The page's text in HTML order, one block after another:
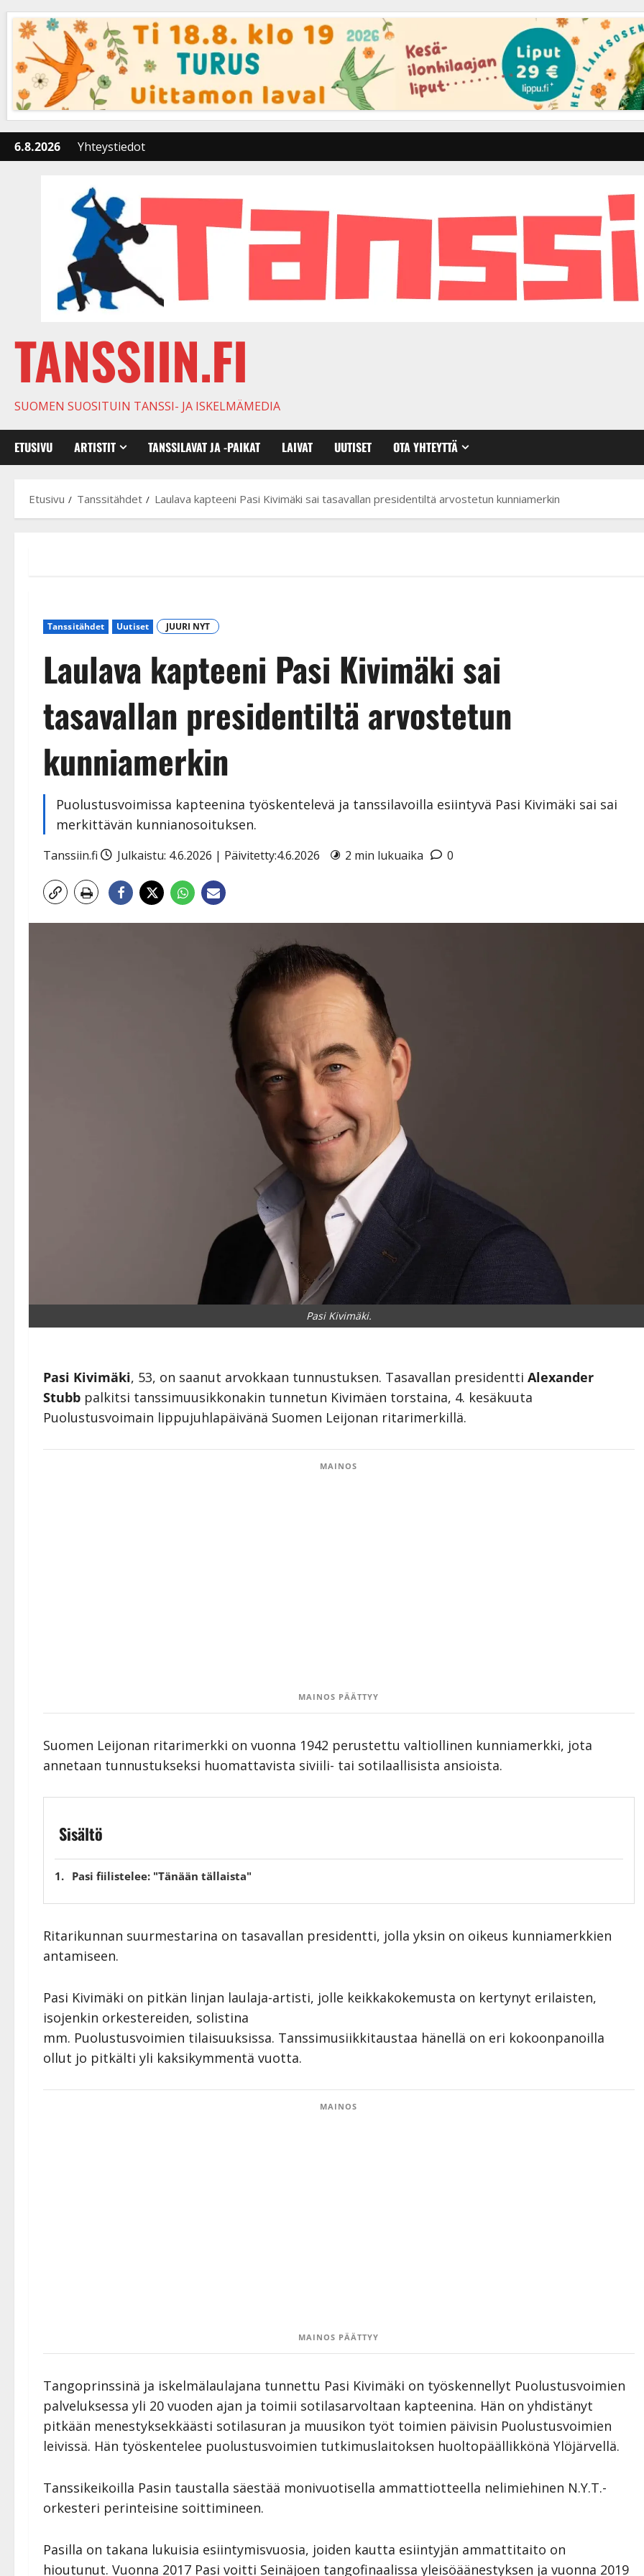
content
6.8.2026 Yhteystiedot
TANSSIIN.FI
SUOMEN SUOSITUIN TANSSI- JA ISKELMÄMEDIA
ETUSIVU ARTISTIT TANSSILAVAT JA -PAIKAT LAIVAT UUTISET OTA YHTEYTTÄ
Etusivu Tanssitähdet Laulava kapteeni Pasi Kivimäki sai tasavallan presidentiltä arvostetun kunniamerkin
Tanssitähdet Uutiset JUURI NYT
Laulava kapteeni Pasi Kivimäki sai
tasavallan presidentiltä arvostetun
kunniamerkin
Puolustusvoimissa kapteenina työskentelevä ja tanssilavoilla esiintyvä Pasi Kivimäki sai sai
merkittävän kunnianosoituksen.
Tanssiin.fi Julkaistu: 4.6.2026 | Päivitetty:4.6.2026 2 min lukuaika 0
Pasi Kivimäki.
Pasi Kivimäki, 53, on saanut arvokkaan tunnustuksen. Tasavallan presidentti Alexander
Stubb palkitsi tanssimuusikkonakin tunnetun Kivimäen torstaina, 4. kesäkuuta
Puolustusvoimain lippujuhlapäivänä Suomen Leijonan ritarimerkillä.
MAINOS
MAINOS PÄÄTTYY
Suomen Leijonan ritarimerkki on vuonna 1942 perustettu valtiollinen kunniamerkki, jota
annetaan tunnustukseksi huomattavista siviili- tai sotilaallisista ansioista.
Sisältö
Pasi fiilistelee: "Tänään tällaista"
Ritarikunnan suurmestarina on tasavallan presidentti, jolla yksin on oikeus kunniamerkkien
antamiseen.
Pasi Kivimäki on pitkän linjan laulaja-artisti, jolle keikkakokemusta on kertynyt erilaisten,
isojenkin orkestereiden, solistina
mm. Puolustusvoimien tilaisuuksissa. Tanssimusiikkitaustaa hänellä on eri kokoonpanoilla
ollut jo pitkälti yli kaksikymmentä vuotta.
MAINOS
MAINOS PÄÄTTYY
Tangoprinssinä ja iskelmälaulajana tunnettu Pasi Kivimäki on työskennellyt Puolustusvoimien
palveluksessa yli 20 vuoden ajan ja toimii sotilasarvoltaan kapteenina. Hän on yhdistänyt
pitkään menestyksekkäästi sotilasuran ja muusikon työt toimien päivisin Puolustusvoimien
leivissä. Hän työskentelee puolustusvoimien tutkimuslaitoksen huoltopäällikkönä Ylöjärvellä.
Tanssikeikoilla Pasin taustalla säestää monivuotisella ammattiotteella nelimiehinen N.Y.T.-
orkesteri perinteisine soittimineen.
Pasilla on takana lukuisia esiintymisvuosia, joiden kautta esiintyjän ammattitaito on
hioutunut. Vuonna 2017 Pasi voitti Seinäjoen tangofinaalissa yleisöäänestyksen ja vuonna 2019